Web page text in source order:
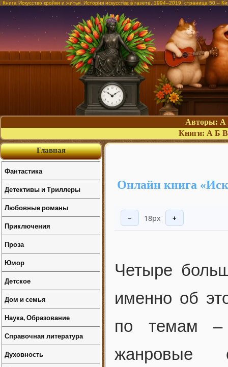
Книга Искусство кройки и житья. История искусства в газете, 1994–2019, страница 50 –
Авторы: А
Книги: А Б В
Онлайн книга
− 18px +
Четыре
именно об
по темам –
жанровые
Главная
Фантастика
Детективы и Триллеры
Любовные романы
Приключения
Проза
Юмор
Детское
Дом и семья
Наука, Образование
Справочная литература
Духовность